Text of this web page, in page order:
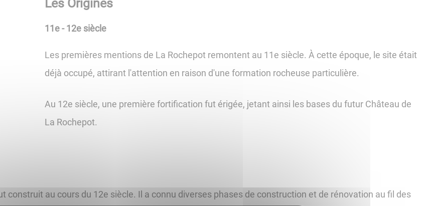
Les Origines
11e - 12e siècle
Les premières mentions de La Rochepot remontent au 11e siècle. À cette époque, le site était
déjà occupé, attirant l'attention en raison d'une formation rocheuse particulière.
Au 12e siècle, une première fortification fut érigée, jetant ainsi les bases du futur Château de
La Rochepot.
construit au cours du 12e siècle. Il a connu diverses phases de construction et de rénovation au fil des